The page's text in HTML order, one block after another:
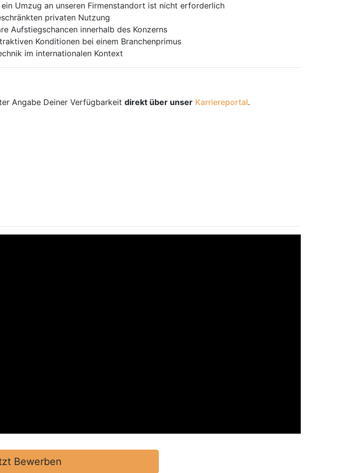
Umzug an unseren Firmenstandort ist nicht erforderlich
privaten Nutzung
Aufstiegschancen innerhalb des Konzerns
Konditionen bei einem Branchenprimus
im internationalen Kontext
Angabe Deiner Verfügbarkeit direkt über unser Karriereportal.
Bewerben